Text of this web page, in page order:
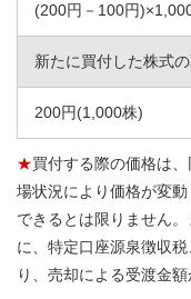
(200円－100円
新たに買付した株式
200円(1,000株)
★買付する際の価格は
場状況により価格が変
できるとは限りません
に、特定口座源泉徴収
り、売却による受渡金